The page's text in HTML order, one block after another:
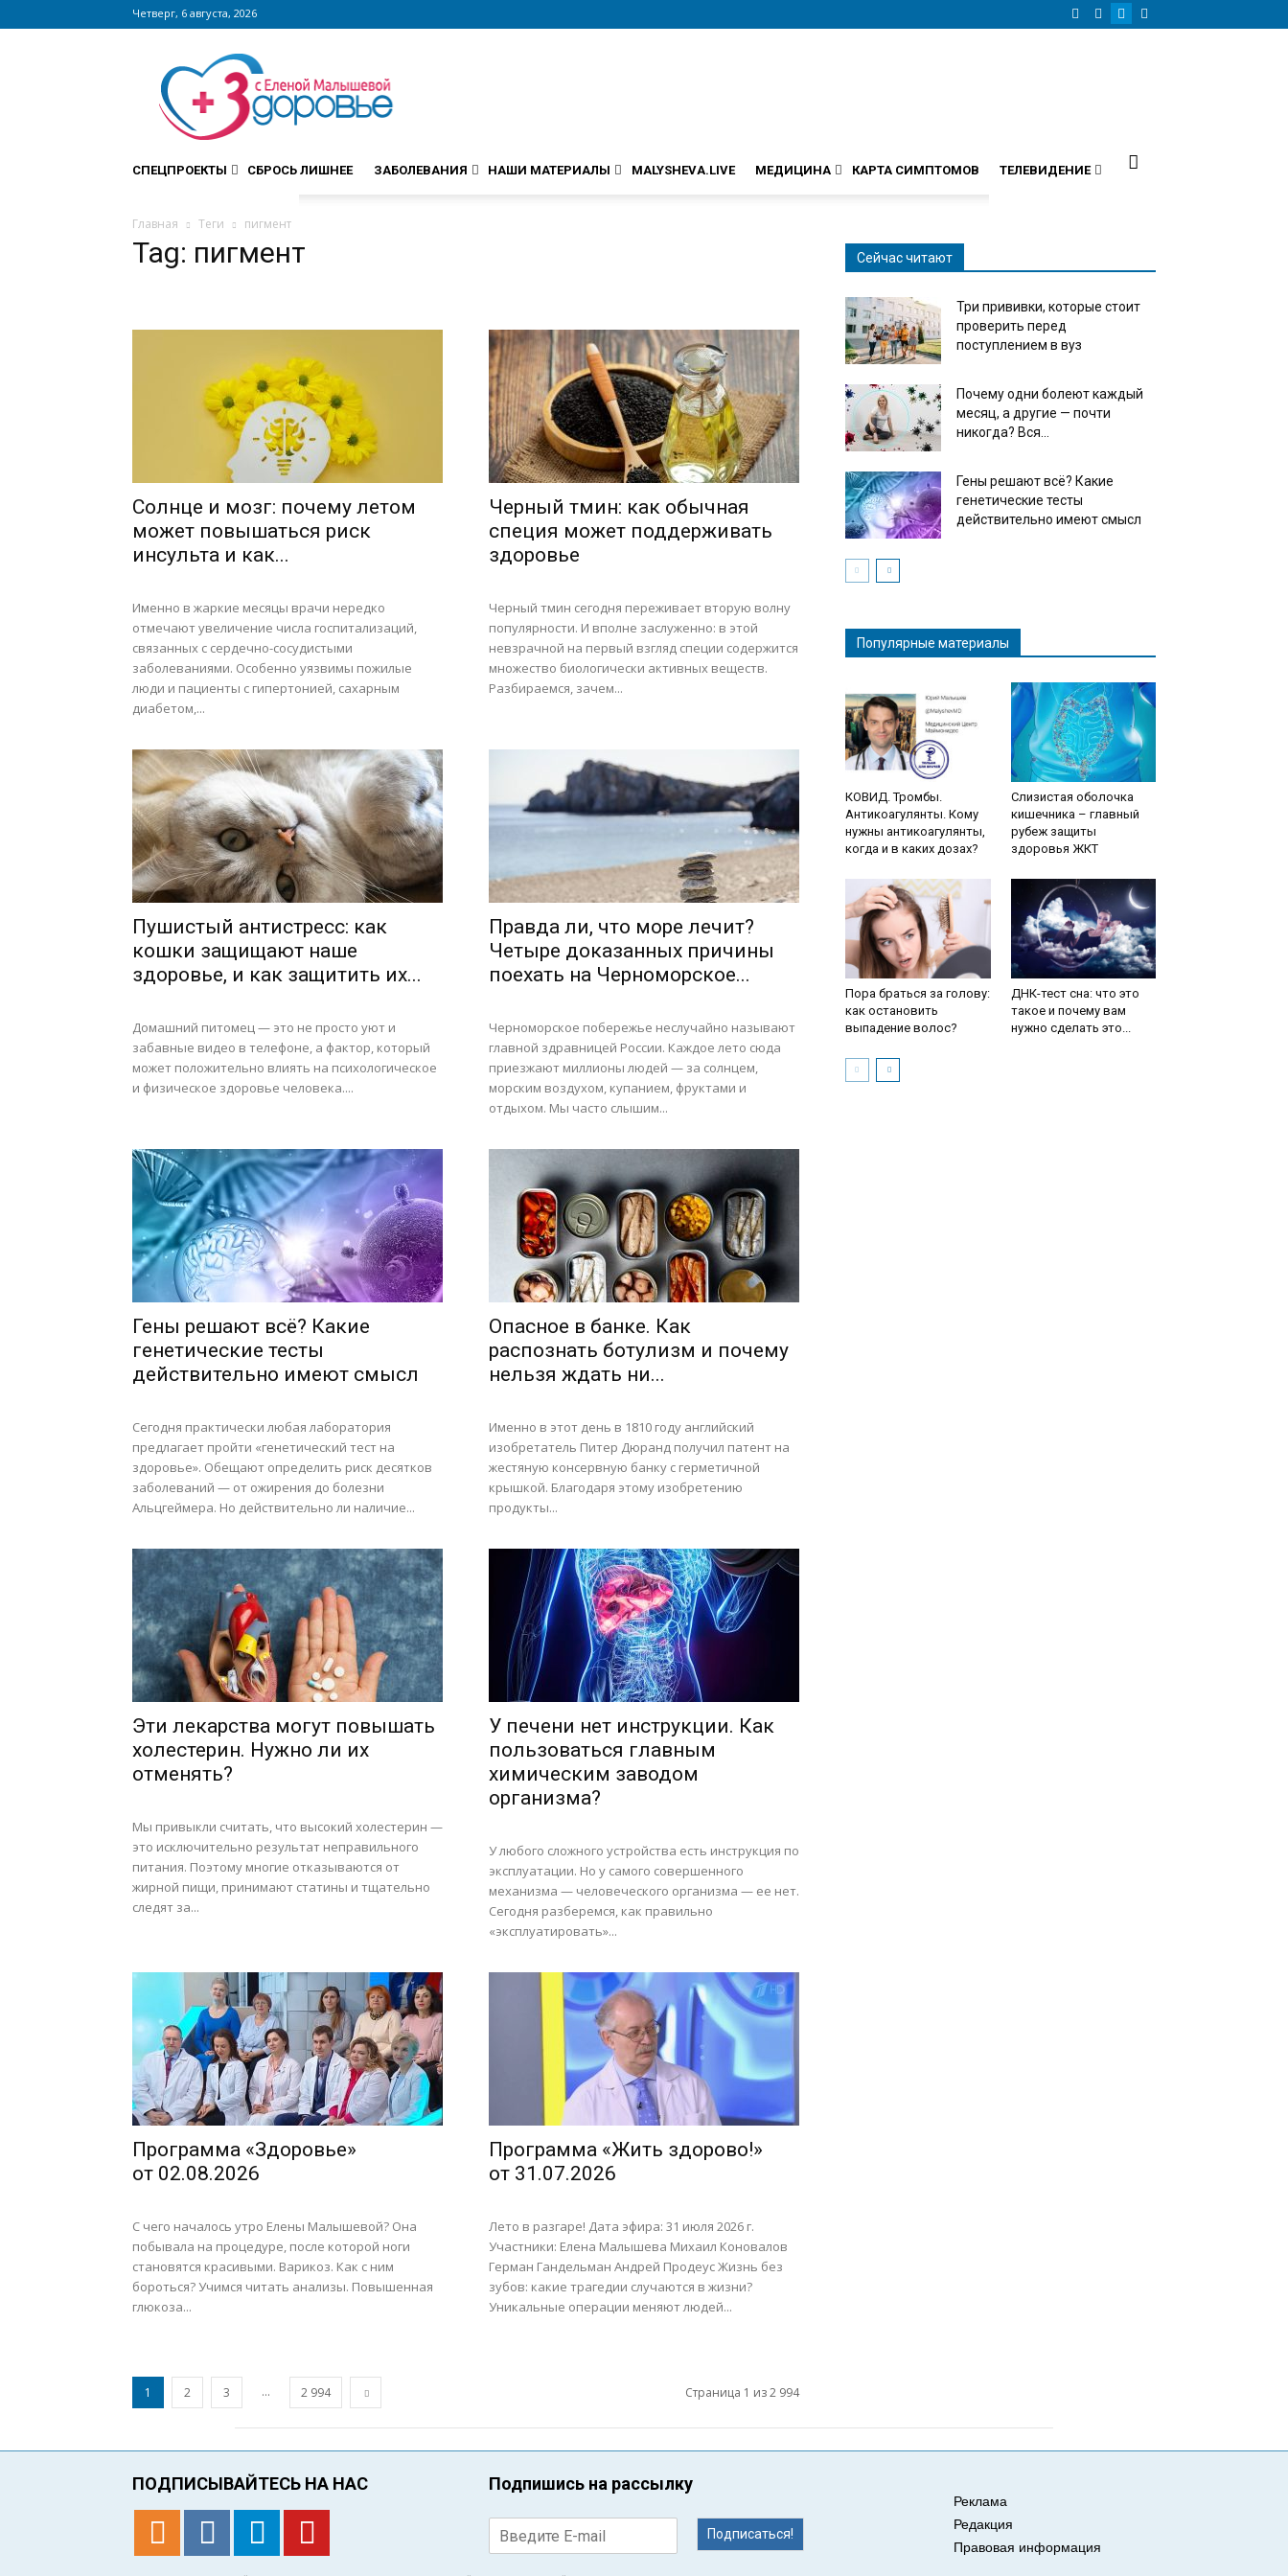
Четверг, 6 августа, 2026
Сайт
zdorovieinfo.ru
крупнейший
медицинский
интернет-
СПЕЦПРОЕКТЫ СБРОСЬ ЛИШНЕЕ ЗАБОЛЕВАНИЯ НАШИ МАТЕРИАЛЫ MALYSHEVA.LIVE МЕДИЦИНА КАРТА СИМПТОМОВ ТЕЛЕВИДЕНИЕ
Главная Теги пигмент
Tag: пигмент
Солнце и мозг: почему летом
может повышаться риск
инсульта и как...
Именно в жаркие месяцы врачи нередко
отмечают увеличение числа госпитализаций,
связанных с сердечно-сосудистыми
заболеваниями. Особенно уязвимы пожилые
люди и пациенты с гипертонией, сахарным
диабетом,...
Черный тмин: как обычная
специя может поддерживать
здоровье
Черный тмин сегодня переживает вторую волну
популярности. И вполне заслуженно: в этой
невзрачной на первый взгляд специи содержится
множество биологически активных веществ.
Разбираемся, зачем...
Пушистый антистресс: как
кошки защищают наше
здоровье, и как защитить их...
Домашний питомец — это не просто уют и
забавные видео в телефоне, а фактор, который
может положительно влиять на психологическое
и физическое здоровье человека....
Правда ли, что море лечит?
Четыре доказанных причины
поехать на Черноморское...
Черноморское побережье неслучайно называют
главной здравницей России. Каждое лето сюда
приезжают миллионы людей — за солнцем,
морским воздухом, купанием, фруктами и
отдыхом. Мы часто слышим...
Гены решают всё? Какие
генетические тесты
действительно имеют смысл
Сегодня практически любая лаборатория
предлагает пройти «генетический тест на
здоровье». Обещают определить риск десятков
заболеваний — от ожирения до болезни
Альцгеймера. Но действительно ли наличие...
Опасное в банке. Как
распознать ботулизм и почему
нельзя ждать ни...
Именно в этот день в 1810 году английский
изобретатель Питер Дюранд получил патент на
жестяную консервную банку с герметичной
крышкой. Благодаря этому изобретению
продукты...
Эти лекарства могут повышать
холестерин. Нужно ли их
отменять?
Мы привыкли считать, что высокий холестерин —
это исключительно результат неправильного
питания. Поэтому многие отказываются от
жирной пищи, принимают статины и тщательно
следят за...
У печени нет инструкции. Как
пользоваться главным
химическим заводом
организма?
У любого сложного устройства есть инструкция по
эксплуатации. Но у самого совершенного
механизма — человеческого организма — ее нет.
Сегодня разберемся, как правильно
«эксплуатировать»...
Программа «Здоровье»
от 02.08.2026
С чего началось утро Елены Малышевой? Она
побывала на процедуре, после которой ноги
становятся красивыми. Варикоз. Как с ним
бороться? Учимся читать анализы. Повышенная
глюкоза...
Программа «Жить здорово!»
от 31.07.2026
Лето в разгаре! Дата эфира: 31 июля 2026 г.
Участники: Елена Малышева Михаил Коновалов
Герман Гандельман Андрей Продеус Жизнь без
зубов: какие трагедии случаются в жизни?
Уникальные операции меняют людей...
1 2 3 ... 2 994 Страница 1 из 2 994
Сейчас читают
Три прививки, которые стоит
проверить перед
поступлением в вуз
Почему одни болеют каждый
месяц, а другие — почти
никогда? Вся...
Гены решают всё? Какие
генетические тесты
действительно имеют смысл
Популярные материалы
КОВИД. Тромбы.
Антикоагулянты. Кому
нужны антикоагулянты,
когда и в каких дозах?
Слизистая оболочка
кишечника – главный
рубеж защиты
здоровья ЖКТ
Пора браться за голову:
как остановить
выпадение волос?
ДНК-тест сна: что это
такое и почему вам
нужно сделать это...
ПОДПИСЫВАЙТЕСЬ НА НАС Подпишись на рассылку
Подписаться!
Реклама
Редакция
Правовая информация